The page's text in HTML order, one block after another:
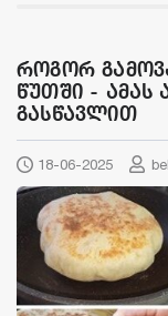
როგორ
წუთში - ამას
გასწავლით
18-06-2025